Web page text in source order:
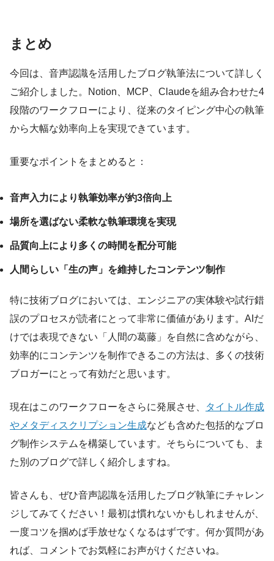
まとめ
今回は、音声認識を活用したブログ執筆法について詳しく
ご紹介しました。Notion、MCP、Claudeを組み合わせた4
段階のワークフローにより、従来のタイピング中心の執筆
から大幅な効率向上を実現できています。
重要なポイントをまとめると：
音声入力により執筆効率が約3倍向上
場所を選ばない柔軟な執筆環境を実現
品質向上により多くの時間を配分可能
人間らしい「生の声」を維持したコンテンツ制作
特に技術ブログにおいては、エンジニアの実体験や試行錯
誤のプロセスが読者にとって非常に価値があります。AIだ
けでは表現できない「人間の葛藤」を自然に含めながら、
効率的にコンテンツを制作できるこの方法は、多くの技術
ブロガーにとって有効だと思います。
現在はこのワークフローをさらに発展させ、
タイトル作成
やメタディスクリプション生成なども含めた包括的なブロ
グ制作システムを構築しています。そちらについても、ま
た別のブログで詳しく紹介しますね。
皆さんも、ぜひ音声認識を活用したブログ執筆にチャレン
ジしてみてください！最初は慣れないかもしれませんが、
一度コツを掴めば手放せなくなるはずです。何か質問があ
れば、コメントでお気軽にお声がけくださいね。